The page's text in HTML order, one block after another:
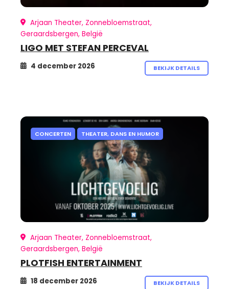
Arjaan Theater, Zonnebloemstraat,
Geraardsbergen, België
LIGO MET STEFAN PERCEVAL
4 december 2026 BEKIJK DETAILS
CONCERTEN THEATER, DANS EN HUMOR
Arjaan Theater, Zonnebloemstraat,
Geraardsbergen, België
PLOTFISH ENTERTAINMENT
18 december 2026 BEKIJK DETAILS